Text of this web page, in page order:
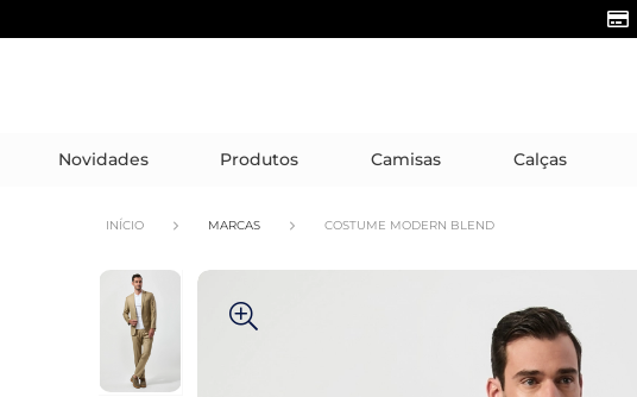
Novidades Produtos Camisas Calças
INÍCIO MARCAS COSTUME MODERN BLEND